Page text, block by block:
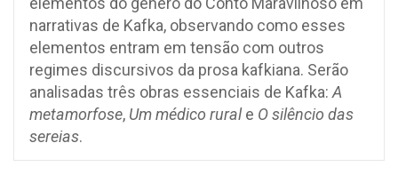
narrativas de Kafka, observando como esses
elementos entram em tensão com outros
regimes discursivos da prosa kafkiana. Serão
analisadas três obras essenciais de Kafka:A
metamorfose, Um médico rurale O silêncio das
sereias.